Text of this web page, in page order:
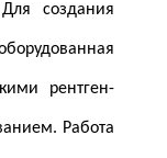
создания
рентген-
Работа